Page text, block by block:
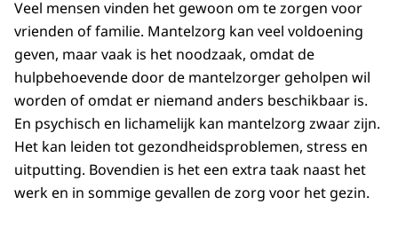
Veel mensen vinden het gewoon om te zorgen voor
vrienden of familie. Mantelzorg kan veel voldoening
geven, maar vaak is het noodzaak, omdat de
hulpbehoevende door de mantelzorger geholpen wil
worden of omdat er niemand anders beschikbaar is.
En psychisch en lichamelijk kan mantelzorg zwaar zijn.
Het kan leiden tot gezondheidsproblemen, stress en
uitputting. Bovendien is het een extra taak naast het
werk en in sommige gevallen de zorg voor het gezin.